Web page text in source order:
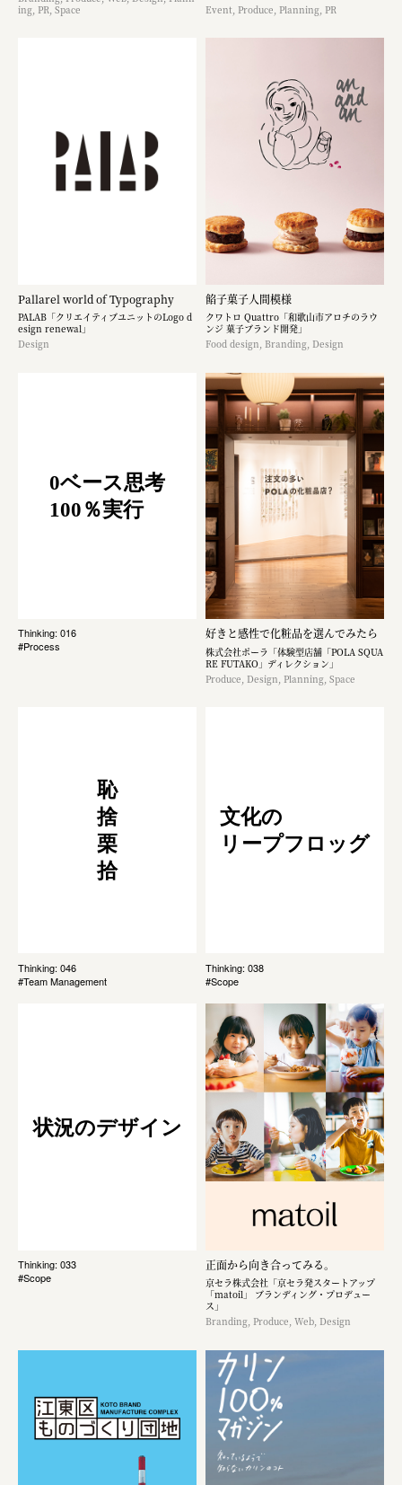
ing, PR, Space
Event, Produce, Planning, PR
Pallarel world of Typography
PALAB「クリエイティブユニットのLogo d
esign renewal」
Design
餡子菓子人間模様
クワトロ Quattro「和歌山市アロチのラウ
ンジ 菓子ブランド開発」
Food design, Branding, Design
0ベース思考
100％実行
Thinking: 016
#Process
好きと感性で化粧品を選んでみたら
株式会社ポーラ「体験型店舗「POLA SQUA
RE FUTAKO」ディレクション」
Produce, Design, Planning, Space
恥
捨
栗
拾
Thinking: 046
#Team Management
文化の
リープフロッグ
Thinking: 038
#Scope
状況のデザイン
Thinking: 033
#Scope
正面から向き合ってみる。
京セラ株式会社「京セラ発スタートアップ
「matoil」 ブランディング・プロデュー
ス」
Branding, Produce, Web, Design